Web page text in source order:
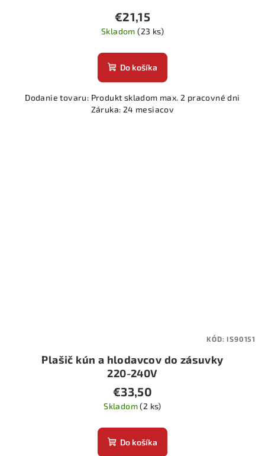
€21,15
Skladom(23 ks)
Do košíka
Dodanie tovaru: Produkt skladom max. 2 pracovné dni
Záruka: 24 mesiacov
Plašič kún a hlodavcov do zásuvky
220-240V
€33,50
Skladom(2 ks)
Do košíka
KÓD: IS90151